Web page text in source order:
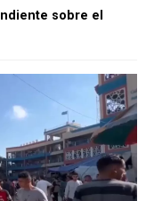
sobre el